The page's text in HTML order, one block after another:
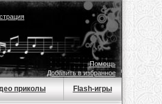
Помощь
Добавить в избранное
приколы Flash-игры